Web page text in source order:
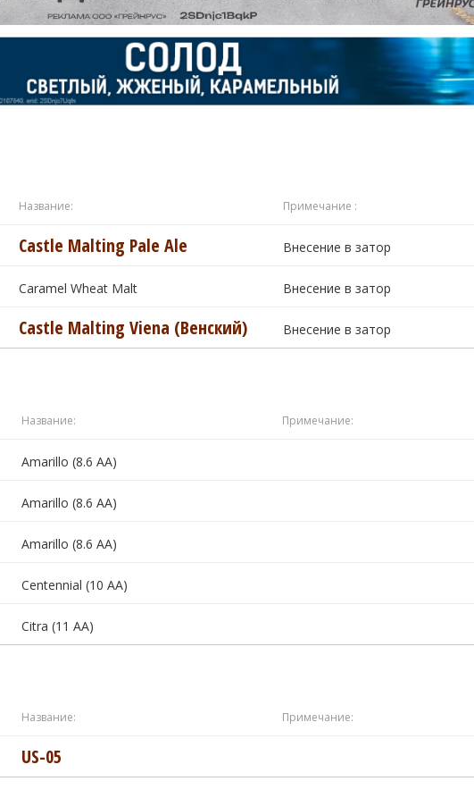
Название: Примечание :
Castle Malting Pale Ale Внесение в затор
Caramel Wheat Malt Внесение в затор
Castle Malting Viena (Венский) Внесение в затор
Название: Примечание:
Amarillo (8.6 AA)
Amarillo (8.6 AA)
Amarillo (8.6 AA)
Centennial (10 AA)
Citra (11 AA)
Название: Примечание:
US-05